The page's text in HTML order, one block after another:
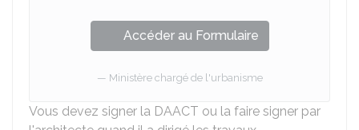
Accéder au Formulaire
Ministère chargé de l'urbanisme
Vous devez signer la DAACT ou la faire signer par